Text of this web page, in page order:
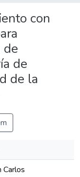
con
de
de
de la
Carlos